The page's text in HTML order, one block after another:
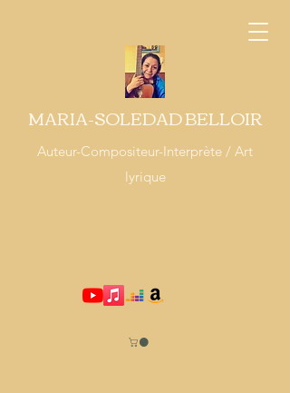
MARIA-SOLEDAD BELLOIR
Auteur-Compositeur-Interprète / Art
lyrique